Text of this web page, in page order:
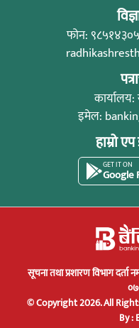
फोन:
इमेल:
हाम्रो
GET IT ON
Google
सूचना तथा प्रशारण विभाग दर्ता
© Copyright 2026. All
By :